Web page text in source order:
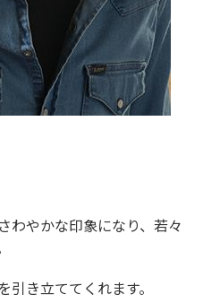
わやかな印象になり、若々
き立ててくれます。